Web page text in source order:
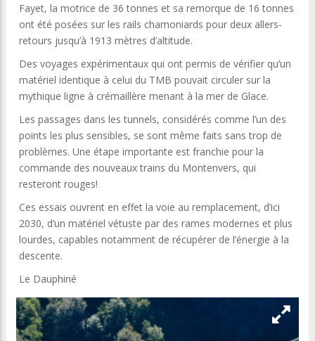
Fayet, la motrice de 36 tonnes et sa remorque de 16 tonnes
ont été posées sur les rails chamoniards pour deux allers-
retours jusqu’à 1913 mètres d’altitude.
Des voyages expérimentaux qui ont permis de vérifier qu’un
matériel identique à celui du TMB pouvait circuler sur la
mythique ligne à crémaillère menant à la mer de Glace.
Les passages dans les tunnels, considérés comme l’un des
points les plus sensibles, se sont même faits sans trop de
problèmes. Une étape importante est franchie pour la
commande des nouveaux trains du Montenvers, qui
resteront rouges!
Ces essais ouvrent en effet la voie au remplacement, d’ici
2030, d’un matériel vétuste par des rames modernes et plus
lourdes, capables notamment de récupérer de l’énergie à la
descente.
Le Dauphiné